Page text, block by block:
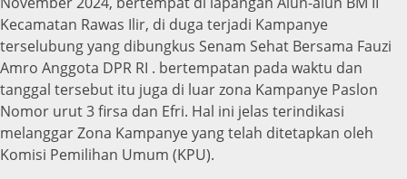
Kecamatan Rawas Ilir, di duga terjadi Kampanye
terselubung yang dibungkus Senam Sehat Bersama Fauzi
Amro Anggota DPR RI . bertempatan pada waktu dan
tanggal tersebut itu juga di luar zona Kampanye Paslon
Nomor urut 3 firsa dan Efri. Hal ini jelas terindikasi
melanggar Zona Kampanye yang telah ditetapkan oleh
Komisi Pemilihan Umum (KPU).